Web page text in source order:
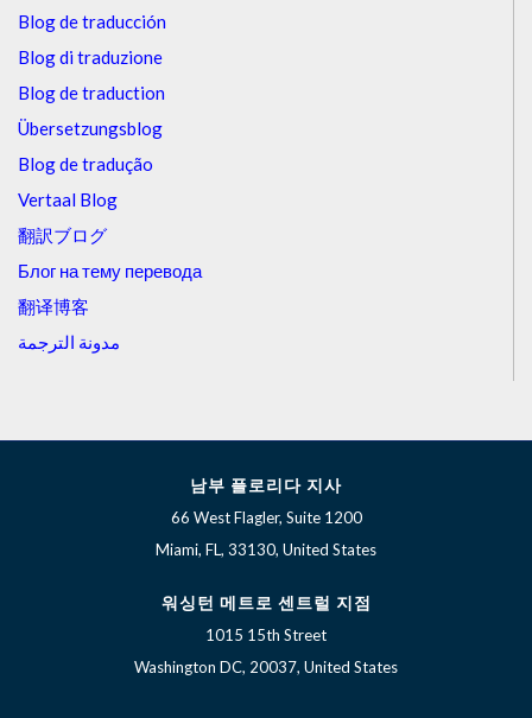
Blog de traducción
Blog di traduzione
Blog de traduction
Übersetzungsblog
Blog de tradução
Vertaal Blog
翻訳ブログ
Блог на тему перевода
翻译博客
مدونة الترجمة
남부 플로리다 지사
66 West Flagler, Suite 1200
Miami, FL, 33130, United States
워싱턴 메트로 센트럴 지점
1015 15th Street
Washington DC, 20037, United States